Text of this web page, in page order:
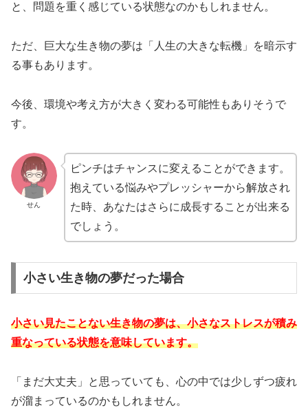
と、問題を重く感じている状態なのかもしれません。
ただ、巨大な生き物の夢は「人生の大きな転機」を暗示す
る事もあります。
今後、環境や考え方が大きく変わる可能性もありそうで
す。
せん
ピンチはチャンスに変えることができます。
抱えている悩みやプレッシャーから解放され
た時、あなたはさらに成長することが出来る
でしょう。
小さい生き物の夢だった場合
小さい見たことない生き物の夢は、小さなストレスが積み
重なっている状態を意味しています。
「まだ大丈夫」
と思っていても、心の中では少しずつ疲れ
が溜まっているのかもしれません。